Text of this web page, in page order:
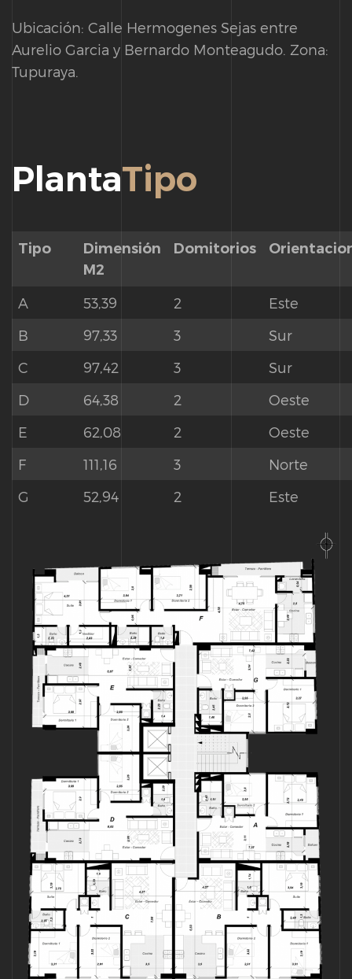
Ubicación: Calle Hermogenes Sejas entre
Aurelio Garcia y Bernardo Monteagudo. Zona:
Tupuraya.
PlantaTipo
Tipo
Dimensión
M2
Domitorios
A 53,39 2
Este
B
97,33 3
Sur
C
97,42 3
Sur
D
64,38 2
Oeste
E
62,08 2
Oeste
F
111,16 3
Norte
G
52,94 2 Este